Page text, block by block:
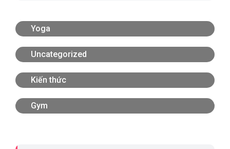
Yoga
Uncategorized
Kiến thức
Gym